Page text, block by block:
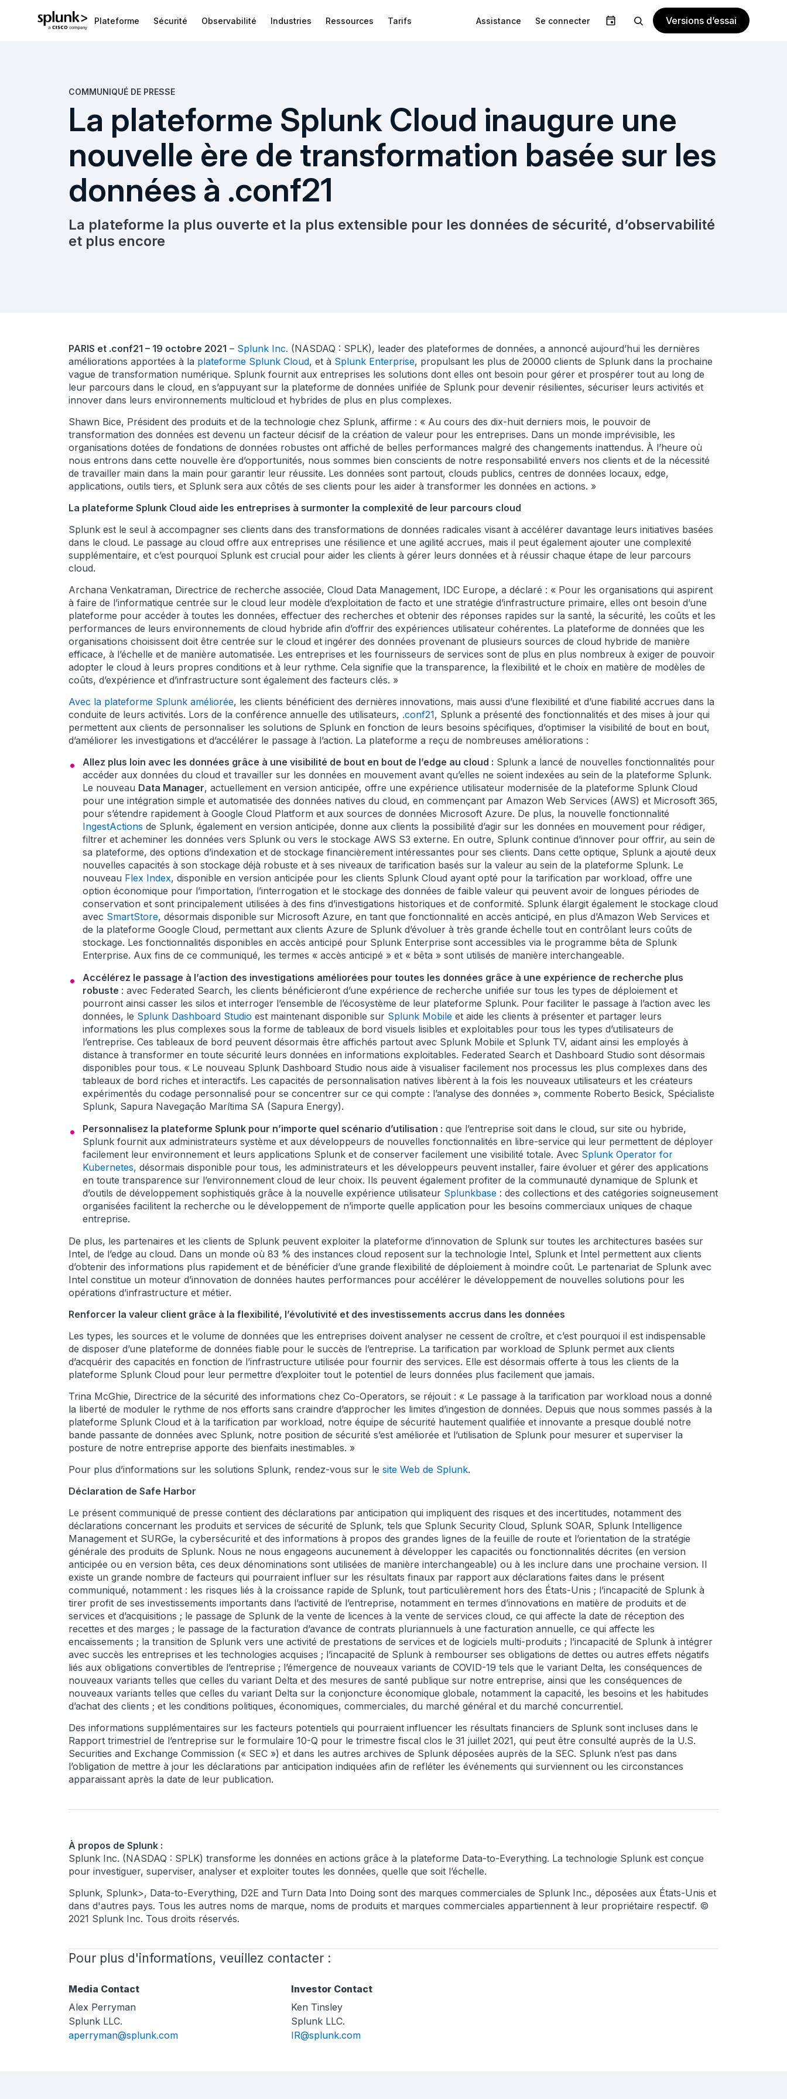
Plateforme Sécurité Observabilité Industries Ressources Tarifs Assistance Se connecter Versions d’essai
COMMUNIQUÉ DE PRESSE
La plateforme Splunk Cloud inaugure une
nouvelle ère de transformation basée sur les
données à .conf21
La plateforme la plus ouverte et la plus extensible pour les données de sécurité, d’observabilité
et plus encore
PARIS et .conf21 – 19 octobre 2021 – Splunk Inc. (NASDAQ : SPLK), leader des plateformes de données, a annoncé aujourd’hui les dernières
améliorations apportées à la plateforme Splunk Cloud, et à Splunk Enterprise, propulsant les plus de 20000 clients de Splunk dans la prochaine
vague de transformation numérique. Splunk fournit aux entreprises les solutions dont elles ont besoin pour gérer et prospérer tout au long de
leur parcours dans le cloud, en s’appuyant sur la plateforme de données unifiée de Splunk pour devenir résilientes, sécuriser leurs activités et
innover dans leurs environnements multicloud et hybrides de plus en plus complexes.
Shawn Bice, Président des produits et de la technologie chez Splunk, affirme : « Au cours des dix-huit derniers mois, le pouvoir de
transformation des données est devenu un facteur décisif de la création de valeur pour les entreprises. Dans un monde imprévisible, les
organisations dotées de fondations de données robustes ont affiché de belles performances malgré des changements inattendus. À l’heure où
nous entrons dans cette nouvelle ère d’opportunités, nous sommes bien conscients de notre responsabilité envers nos clients et de la nécessité
de travailler main dans la main pour garantir leur réussite. Les données sont partout, clouds publics, centres de données locaux, edge,
applications, outils tiers, et Splunk sera aux côtés de ses clients pour les aider à transformer les données en actions. »
La plateforme Splunk Cloud aide les entreprises à surmonter la complexité de leur parcours cloud
Splunk est le seul à accompagner ses clients dans des transformations de données radicales visant à accélérer davantage leurs initiatives basées
dans le cloud. Le passage au cloud offre aux entreprises une résilience et une agilité accrues, mais il peut également ajouter une complexité
supplémentaire, et c’est pourquoi Splunk est crucial pour aider les clients à gérer leurs données et à réussir chaque étape de leur parcours
cloud.
Archana Venkatraman, Directrice de recherche associée, Cloud Data Management, IDC Europe, a déclaré : « Pour les organisations qui aspirent
à faire de l’informatique centrée sur le cloud leur modèle d’exploitation de facto et une stratégie d’infrastructure primaire, elles ont besoin d’une
plateforme pour accéder à toutes les données, effectuer des recherches et obtenir des réponses rapides sur la santé, la sécurité, les coûts et les
performances de leurs environnements de cloud hybride afin d’offrir des expériences utilisateur cohérentes. La plateforme de données que les
organisations choisissent doit être centrée sur le cloud et ingérer des données provenant de plusieurs sources de cloud hybride de manière
efficace, à l’échelle et de manière automatisée. Les entreprises et les fournisseurs de services sont de plus en plus nombreux à exiger de pouvoir
adopter le cloud à leurs propres conditions et à leur rythme. Cela signifie que la transparence, la flexibilité et le choix en matière de modèles de
coûts, d’expérience et d’infrastructure sont également des facteurs clés. »
Avec la plateforme Splunk améliorée, les clients bénéficient des dernières innovations, mais aussi d’une flexibilité et d’une fiabilité accrues dans la
conduite de leurs activités. Lors de la conférence annuelle des utilisateurs, .conf21, Splunk a présenté des fonctionnalités et des mises à jour qui
permettent aux clients de personnaliser les solutions de Splunk en fonction de leurs besoins spécifiques, d’optimiser la visibilité de bout en bout,
d’améliorer les investigations et d’accélérer le passage à l’action. La plateforme a reçu de nombreuses améliorations :
Allez plus loin avec les données grâce à une visibilité de bout en bout de l’edge au cloud : Splunk a lancé de nouvelles fonctionnalités pour
accéder aux données du cloud et travailler sur les données en mouvement avant qu’elles ne soient indexées au sein de la plateforme Splunk.
Le nouveau Data Manager, actuellement en version anticipée, offre une expérience utilisateur modernisée de la plateforme Splunk Cloud
pour une intégration simple et automatisée des données natives du cloud, en commençant par Amazon Web Services (AWS) et Microsoft 365,
pour s’étendre rapidement à Google Cloud Platform et aux sources de données Microsoft Azure. De plus, la nouvelle fonctionnalité
IngestActions de Splunk, également en version anticipée, donne aux clients la possibilité d’agir sur les données en mouvement pour rédiger,
filtrer et acheminer les données vers Splunk ou vers le stockage AWS S3 externe. En outre, Splunk continue d’innover pour offrir, au sein de
sa plateforme, des options d’indexation et de stockage financièrement intéressantes pour ses clients. Dans cette optique, Splunk a ajouté deux
nouvelles capacités à son stockage déjà robuste et à ses niveaux de tarification basés sur la valeur au sein de la plateforme Splunk. Le
nouveau Flex Index, disponible en version anticipée pour les clients Splunk Cloud ayant opté pour la tarification par workload, offre une
option économique pour l’importation, l’interrogation et le stockage des données de faible valeur qui peuvent avoir de longues périodes de
conservation et sont principalement utilisées à des fins d’investigations historiques et de conformité. Splunk élargit également le stockage cloud
avec SmartStore, désormais disponible sur Microsoft Azure, en tant que fonctionnalité en accès anticipé, en plus d’Amazon Web Services et
de la plateforme Google Cloud, permettant aux clients Azure de Splunk d’évoluer à très grande échelle tout en contrôlant leurs coûts de
stockage. Les fonctionnalités disponibles en accès anticipé pour Splunk Enterprise sont accessibles via le programme bêta de Splunk
Enterprise. Aux fins de ce communiqué, les termes « accès anticipé » et « bêta » sont utilisés de manière interchangeable.
Accélérez le passage à l’action des investigations améliorées pour toutes les données grâce à une expérience de recherche plus
robuste : avec Federated Search, les clients bénéficieront d’une expérience de recherche unifiée sur tous les types de déploiement et
pourront ainsi casser les silos et interroger l’ensemble de l’écosystème de leur plateforme Splunk. Pour faciliter le passage à l’action avec les
données, le Splunk Dashboard Studio est maintenant disponible sur Splunk Mobile et aide les clients à présenter et partager leurs
informations les plus complexes sous la forme de tableaux de bord visuels lisibles et exploitables pour tous les types d’utilisateurs de
l’entreprise. Ces tableaux de bord peuvent désormais être affichés partout avec Splunk Mobile et Splunk TV, aidant ainsi les employés à
distance à transformer en toute sécurité leurs données en informations exploitables. Federated Search et Dashboard Studio sont désormais
disponibles pour tous. « Le nouveau Splunk Dashboard Studio nous aide à visualiser facilement nos processus les plus complexes dans des
tableaux de bord riches et interactifs. Les capacités de personnalisation natives libèrent à la fois les nouveaux utilisateurs et les créateurs
expérimentés du codage personnalisé pour se concentrer sur ce qui compte : l’analyse des données », commente Roberto Besick, Spécialiste
Splunk, Sapura Navegação Marítima SA (Sapura Energy).
Personnalisez la plateforme Splunk pour n’importe quel scénario d’utilisation : que l’entreprise soit dans le cloud, sur site ou hybride,
Splunk fournit aux administrateurs système et aux développeurs de nouvelles fonctionnalités en libre-service qui leur permettent de déployer
facilement leur environnement et leurs applications Splunk et de conserver facilement une visibilité totale. Avec Splunk Operator for
Kubernetes, désormais disponible pour tous, les administrateurs et les développeurs peuvent installer, faire évoluer et gérer des applications
en toute transparence sur l’environnement cloud de leur choix. Ils peuvent également profiter de la communauté dynamique de Splunk et
d’outils de développement sophistiqués grâce à la nouvelle expérience utilisateur Splunkbase : des collections et des catégories soigneusement
organisées facilitent la recherche ou le développement de n’importe quelle application pour les besoins commerciaux uniques de chaque
entreprise.
De plus, les partenaires et les clients de Splunk peuvent exploiter la plateforme d’innovation de Splunk sur toutes les architectures basées sur
Intel, de l’edge au cloud. Dans un monde où 83 % des instances cloud reposent sur la technologie Intel, Splunk et Intel permettent aux clients
d’obtenir des informations plus rapidement et de bénéficier d’une grande flexibilité de déploiement à moindre coût. Le partenariat de Splunk avec
Intel constitue un moteur d’innovation de données hautes performances pour accélérer le développement de nouvelles solutions pour les
opérations d’infrastructure et métier.
Renforcer la valeur client grâce à la flexibilité, l’évolutivité et des investissements accrus dans les données
Les types, les sources et le volume de données que les entreprises doivent analyser ne cessent de croître, et c’est pourquoi il est indispensable
de disposer d’une plateforme de données fiable pour le succès de l’entreprise. La tarification par workload de Splunk permet aux clients
d’acquérir des capacités en fonction de l’infrastructure utilisée pour fournir des services. Elle est désormais offerte à tous les clients de la
plateforme Splunk Cloud pour leur permettre d’exploiter tout le potentiel de leurs données plus facilement que jamais.
Trina McGhie, Directrice de la sécurité des informations chez Co-Operators, se réjouit : « Le passage à la tarification par workload nous a donné
la liberté de moduler le rythme de nos efforts sans craindre d’approcher les limites d’ingestion de données. Depuis que nous sommes passés à la
plateforme Splunk Cloud et à la tarification par workload, notre équipe de sécurité hautement qualifiée et innovante a presque doublé notre
bande passante de données avec Splunk, notre position de sécurité s’est améliorée et l’utilisation de Splunk pour mesurer et superviser la
posture de notre entreprise apporte des bienfaits inestimables. »
Pour plus d’informations sur les solutions Splunk, rendez-vous sur le site Web de Splunk.
Déclaration de Safe Harbor
Le présent communiqué de presse contient des déclarations par anticipation qui impliquent des risques et des incertitudes, notamment des
déclarations concernant les produits et services de sécurité de Splunk, tels que Splunk Security Cloud, Splunk SOAR, Splunk Intelligence
Management et SURGe, la cybersécurité et des informations à propos des grandes lignes de la feuille de route et l’orientation de la stratégie
générale des produits de Splunk. Nous ne nous engageons aucunement à développer les capacités ou fonctionnalités décrites (en version
anticipée ou en version bêta, ces deux dénominations sont utilisées de manière interchangeable) ou à les inclure dans une prochaine version. Il
existe un grande nombre de facteurs qui pourraient influer sur les résultats finaux par rapport aux déclarations faites dans le présent
communiqué, notamment : les risques liés à la croissance rapide de Splunk, tout particulièrement hors des États-Unis ; l’incapacité de Splunk à
tirer profit de ses investissements importants dans l’activité de l’entreprise, notamment en termes d’innovations en matière de produits et de
services et d’acquisitions ; le passage de Splunk de la vente de licences à la vente de services cloud, ce qui affecte la date de réception des
recettes et des marges ; le passage de la facturation d’avance de contrats pluriannuels à une facturation annuelle, ce qui affecte les
encaissements ; la transition de Splunk vers une activité de prestations de services et de logiciels multi-produits ; l’incapacité de Splunk à intégrer
avec succès les entreprises et les technologies acquises ; l’incapacité de Splunk à rembourser ses obligations de dettes ou autres effets négatifs
liés aux obligations convertibles de l’entreprise ; l’émergence de nouveaux variants de COVID-19 tels que le variant Delta, les conséquences de
nouveaux variants telles que celles du variant Delta et des mesures de santé publique sur notre entreprise, ainsi que les conséquences de
nouveaux variants telles que celles du variant Delta sur la conjoncture économique globale, notamment la capacité, les besoins et les habitudes
d’achat des clients ; et les conditions politiques, économiques, commerciales, du marché général et du marché concurrentiel.
Des informations supplémentaires sur les facteurs potentiels qui pourraient influencer les résultats financiers de Splunk sont incluses dans le
Rapport trimestriel de l’entreprise sur le formulaire 10-Q pour le trimestre fiscal clos le 31 juillet 2021, qui peut être consulté auprès de la U.S.
Securities and Exchange Commission (« SEC ») et dans les autres archives de Splunk déposées auprès de la SEC. Splunk n’est pas dans
l’obligation de mettre à jour les déclarations par anticipation indiquées afin de refléter les événements qui surviennent ou les circonstances
apparaissant après la date de leur publication.
À propos de Splunk :
Splunk Inc. (NASDAQ : SPLK) transforme les données en actions grâce à la plateforme Data-to-Everything. La technologie Splunk est conçue
pour investiguer, superviser, analyser et exploiter toutes les données, quelle que soit l’échelle.
Splunk, Splunk>, Data-to-Everything, D2E and Turn Data Into Doing sont des marques commerciales de Splunk Inc., déposées aux États-Unis et
dans d'autres pays. Tous les autres noms de marque, noms de produits et marques commerciales appartiennent à leur propriétaire respectif. ©
2021 Splunk Inc. Tous droits réservés.
Pour plus d'informations, veuillez contacter :
Media Contact
Alex Perryman
Splunk LLC.
aperryman@splunk.com
Investor Contact
Ken Tinsley
Splunk LLC.
IR@splunk.com